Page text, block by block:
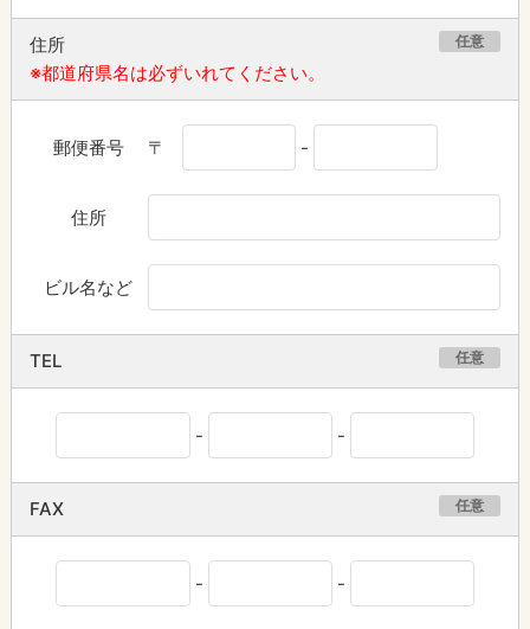
住所 任意
※都道府県名は必ずいれてください。
郵便番号 〒 -
住所
ビル名など
TEL 任意
- -
FAX 任意
- -